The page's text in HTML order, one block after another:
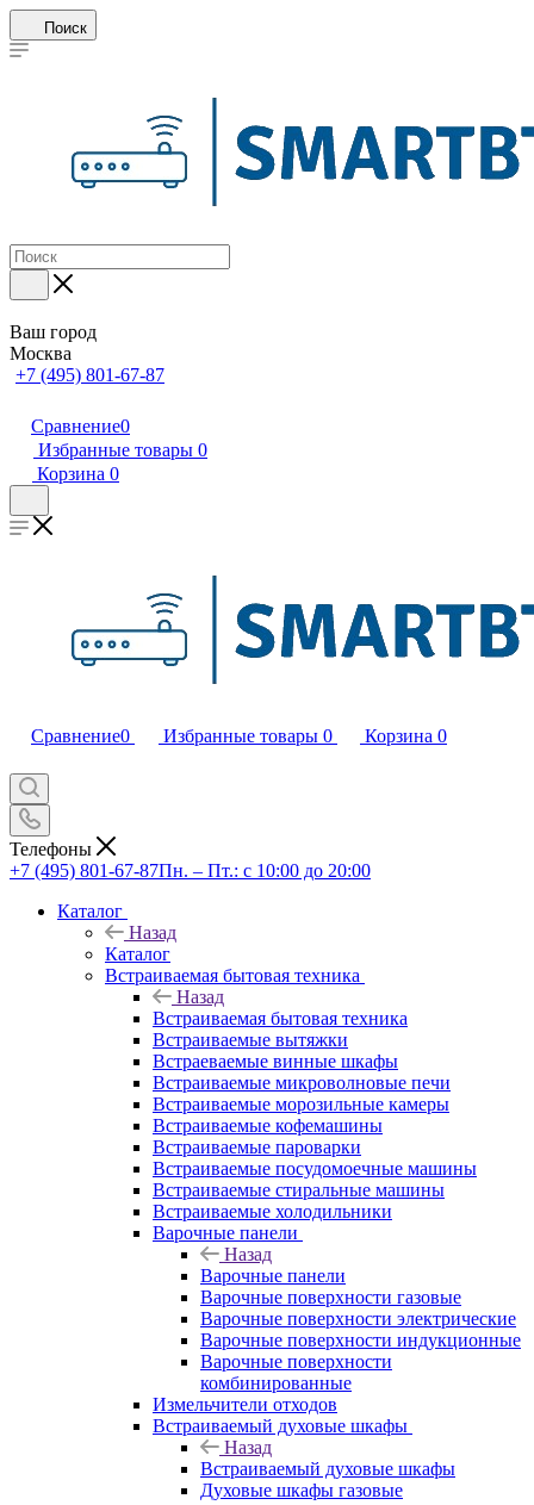
Поиск
Ваш город
Москва
+7 (495) 801-67-87
Сравнение0
Избранные товары 0
Корзина 0
Сравнение0 Избранные товары 0 Корзина 0
Телефоны
+7 (495) 801-67-87Пн. – Пт.: с 10:00 до 20:00
Каталог
Назад
Каталог
Встраиваемая бытовая техника
Назад
Встраиваемая бытовая техника
Встраиваемые вытяжки
Встраеваемые винные шкафы
Встраиваемые микроволновые печи
Встраиваемые морозильные камеры
Встраиваемые кофемашины
Встраиваемые пароварки
Встраиваемые посудомоечные машины
Встраиваемые стиральные машины
Встраиваемые холодильники
Варочные панели
Назад
Варочные панели
Варочные поверхности газовые
Варочные поверхности электрические
Варочные поверхности индукционные
Варочные поверхности
комбинированные
Измельчители отходов
Встраиваемый духовые шкафы
Назад
Встраиваемый духовые шкафы
Духовые шкафы газовые